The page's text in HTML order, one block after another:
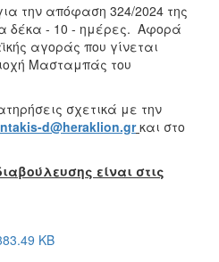
την απόφαση 324/2024 της
δέκα - 10 - ημέρες. Αφορά
αγοράς που γίνεται
Μασταμπάς του
σχετικά με την
d@heraklion.gr και στο
είναι στις
KB